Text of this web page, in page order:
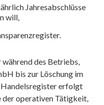
Jahresabschlüsse
will,
des Betriebs,
bis zur Löschung im
Handelsregister erfolgt
der operativen Tätigkeit,